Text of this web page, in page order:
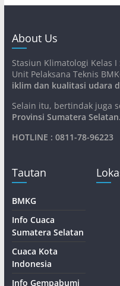
About Us
Stasiun Klimatologi Kelas
Unit Pelaksana Teknis
iklim dan kualitasi udara
Selain itu, bertindak juga
Provinsi Sumatera Selatan.
HOTLINE : 0811-78-96223
Tautan
BMKG
Info Cuaca
Sumatera Selatan
Cuaca Kota
Indonesia
Info Gempabumi